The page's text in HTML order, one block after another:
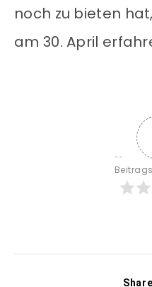
noch zu bieten
am 30. April